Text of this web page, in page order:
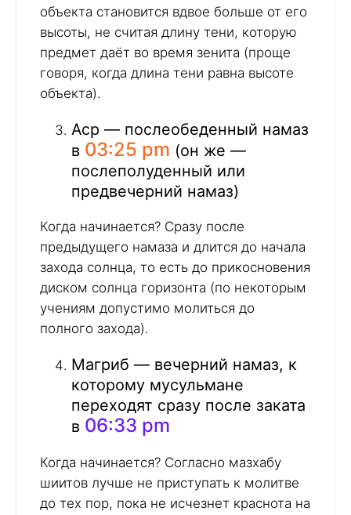
объекта становится вдвое больше от его
высоты, не считая длину тени, которую
предмет даёт во время зенита (проще
говоря, когда длина тени равна высоте
объекта).
Аср — послеобеденный намаз
в 03:25 pm (он же —
послеполуденный или
предвечерний намаз)
Когда начинается? Сразу после
предыдущего намаза и длится до начала
захода солнца, то есть до прикосновения
диском солнца горизонта (по некоторым
учениям допустимо молиться до
полного захода).
Магриб — вечерний намаз, к
которому мусульмане
переходят сразу после заката
в 06:33 pm
Когда начинается? Согласно мазхабу
шиитов лучше не приступать к молитве
до тех пор, пока не исчезнет краснота на